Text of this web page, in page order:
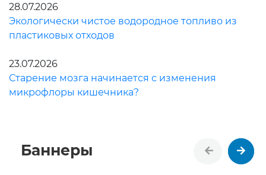
28.07.2026
Экологически чистое водородное топливо из
пластиковых отходов
23.07.2026
Старение мозга начинается с изменения
микрофлоры кишечника?
Баннеры